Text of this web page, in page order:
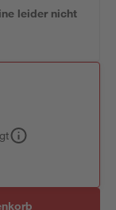
leider nicht